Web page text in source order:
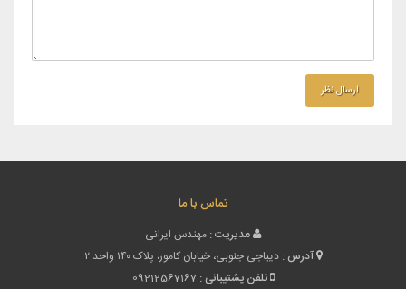
تماس با ما
مدیریت : مهندس ایرانی
آدرس : دیباجی جنوبی، خیابان کامور، پلاک ۱۴۰ واحد ۲
تلفن پشتیبانی : 09212567167